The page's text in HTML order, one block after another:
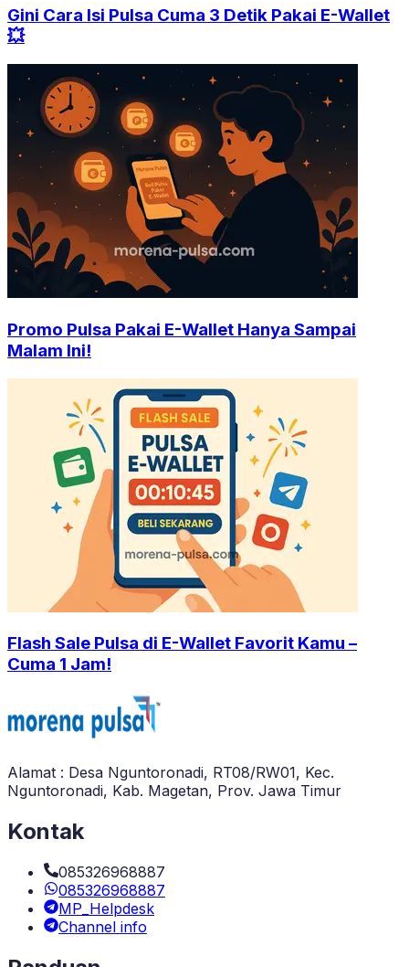
Gini Cara Isi Pulsa Cuma 3 Detik Pakai E-Wallet
💥
Promo Pulsa Pakai E-Wallet Hanya Sampai
Malam Ini!
Flash Sale Pulsa di E-Wallet Favorit Kamu –
Cuma 1 Jam!
Alamat : Desa Nguntoronadi, RT08/RW01, Kec.
Nguntoronadi, Kab. Magetan, Prov. Jawa Timur
Kontak
085326968887
085326968887
MP_Helpdesk
Channel info